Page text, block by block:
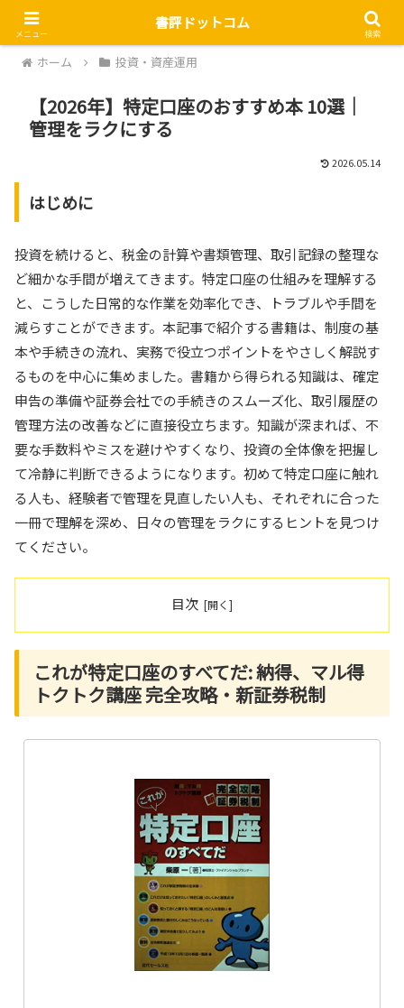
ホーム 投資・資産運用
【2026年】特定口座のおすすめ本 10選｜
管理をラクにする
2026.05.14
はじめに
投資を続けると、税金の計算や書類管理、取引記録の整理な
ど細かな手間が増えてきます。特定口座の仕組みを理解する
と、こうした日常的な作業を効率化でき、トラブルや手間を
減らすことができます。本記事で紹介する書籍は、制度の基
本や手続きの流れ、実務で役立つポイントをやさしく解説す
るものを中心に集めました。書籍から得られる知識は、確定
申告の準備や証券会社での手続きのスムーズ化、取引履歴の
管理方法の改善などに直接役立ちます。知識が深まれば、不
要な手数料やミスを避けやすくなり、投資の全体像を把握し
て冷静に判断できるようになります。初めて特定口座に触れ
る人も、経験者で管理を見直したい人も、それぞれに合った
一冊で理解を深め、日々の管理をラクにするヒントを見つけ
てください。
目次
これが特定口座のすべてだ: 納得、マル得
トクトク講座 完全攻略・新証券税制
メニュー
書評ドットコム
検索